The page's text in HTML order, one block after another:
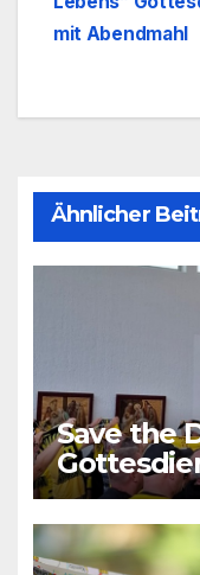
mit Abendmahl
Ähnlicher
Save the
2026